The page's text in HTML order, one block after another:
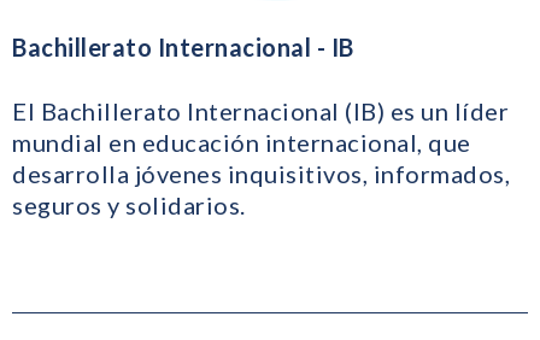
Bachillerato Internacional - IB
El Bachillerato Internacional (IB) es un líder
mundial en educación internacional, que
desarrolla jóvenes inquisitivos, informados,
seguros y solidarios.